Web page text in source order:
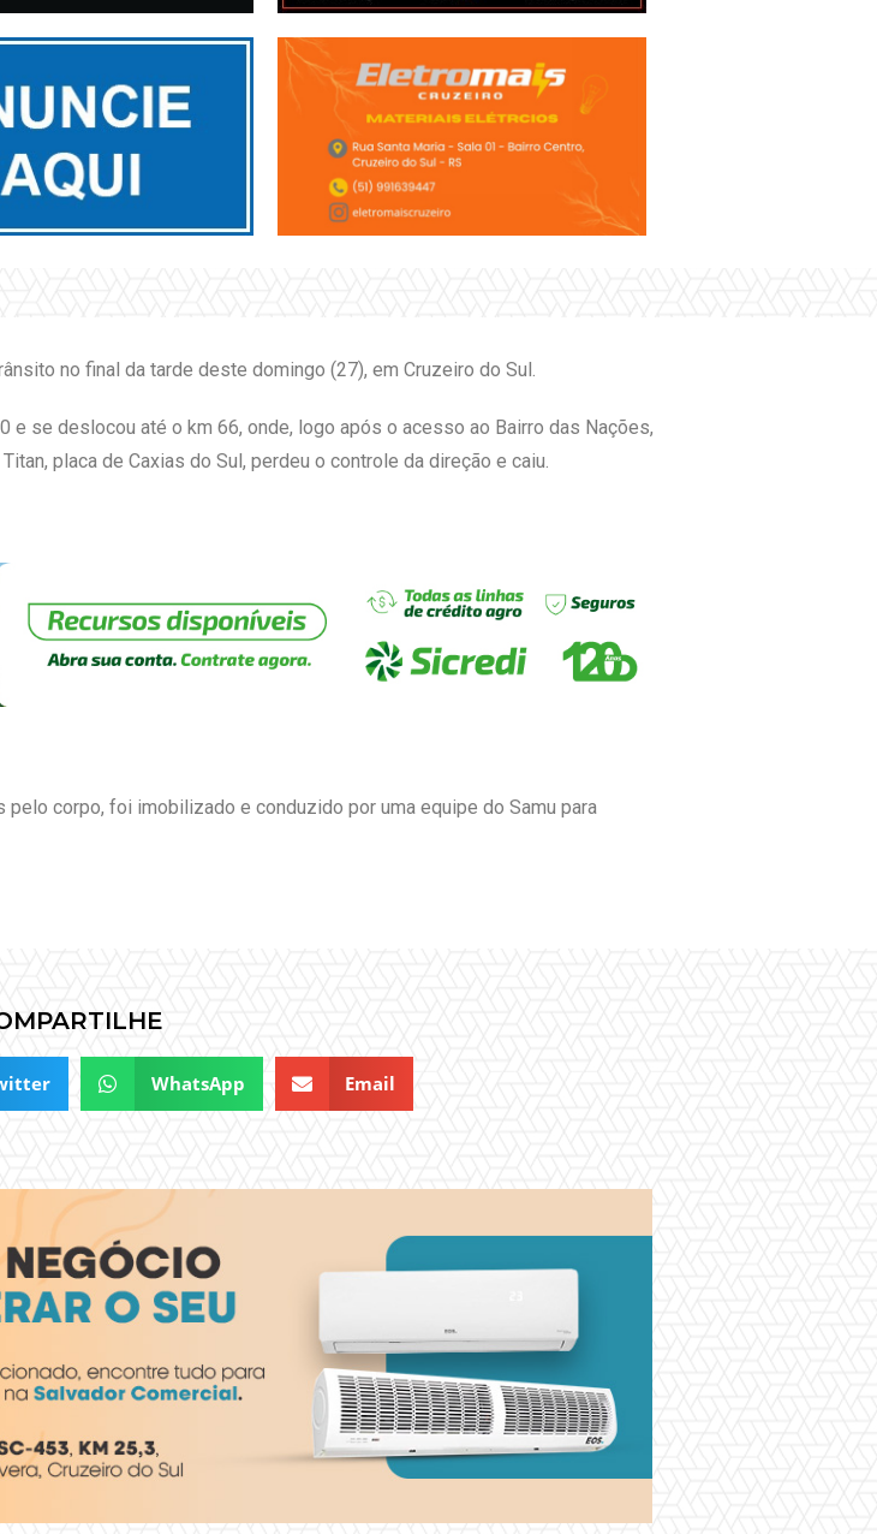
no final da tarde deste domingo (27), em Cruzeiro do Sul.
se deslocou até o km 66, onde, logo após o acesso ao Bairro das Nações,
placa de Caxias do Sul, perdeu o controle da direção e caiu.
corpo, foi imobilizado e conduzido por uma equipe do Samu para
WhatsApp Email